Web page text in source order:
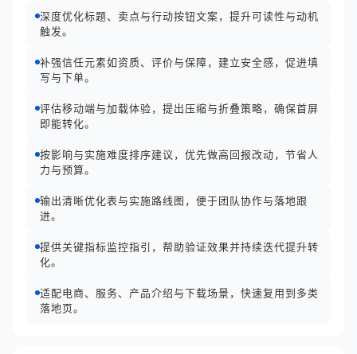
深度优化标题、卖点与行动按钮文案，提升可读性与动机
触发。
补强信任元素如资质、评价与保障，建立安全感，促进填
写与下单。
评估移动端与加载体验，提出压缩与折叠策略，确保首屏
即能转化。
按影响与实施难度排序建议，优先做高回报改动，节省人
力与预算。
输出清晰优化表与实施路线图，便于团队协作与落地跟
进。
提供关键指标监控指引，帮助验证效果并持续迭代提升转
化。
适配电商、服务、产品介绍与下载场景，快速复用到多类
落地页。